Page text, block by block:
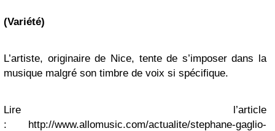
(Variété)
L’artiste, originaire de Nice, tente de s’imposer dans la
musique malgré son timbre de voix si spécifique.
Lire l’article
: http://www.allomusic.com/actualite/stephane-gaglio-